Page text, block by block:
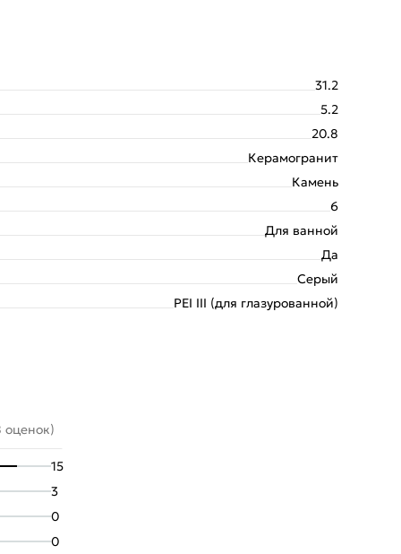
31.2
5.2
20.8
Керамогранит
Камень
6
Для ванной
Да
Серый
PEI III (для глазурованной)
оценок)
15
3
0
0